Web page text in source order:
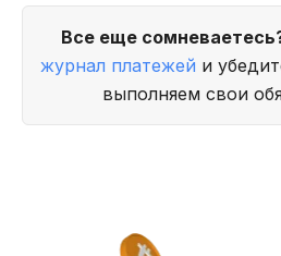
Все еще
журнал платежей и
выполняем свои